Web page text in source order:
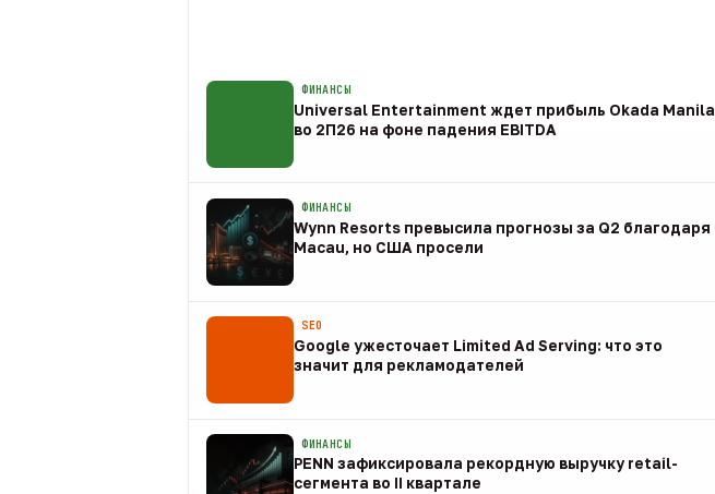
ФИНАНСЫ
Universal Entertainment ждет прибыль Okada Manila
во 2П26 на фоне падения EBITDA
ФИНАНСЫ
Wynn Resorts превысила прогнозы за Q2 благодаря
Macau, но США просели
SEO
Google ужесточает Limited Ad Serving: что это
значит для рекламодателей
ФИНАНСЫ
PENN зафиксировала рекордную выручку retail-
сегмента во II квартале